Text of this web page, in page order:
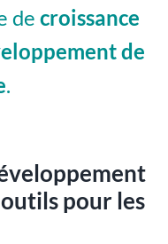
de croissance
de
.
pour les